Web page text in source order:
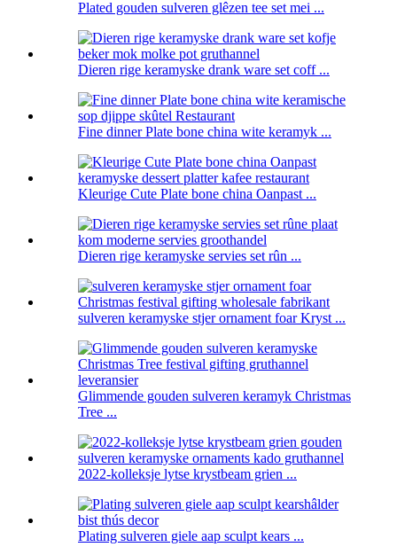
Plated gouden sulveren glêzen tee set mei ...
Dieren rige keramyske drank ware set coff ...
Fine dinner Plate bone china wite keramyk ...
Kleurige Cute Plate bone china Oanpast ...
Dieren rige keramyske servies set rûn ...
sulveren keramyske stjer ornament foar Kryst ...
Glimmende gouden sulveren keramyk Christmas
Tree ...
2022-kolleksje lytse krystbeam grien ...
Plating sulveren giele aap sculpt kears ...